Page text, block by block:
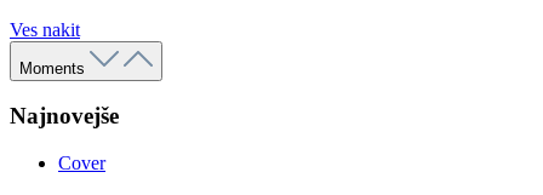
Ves nakit
Moments
Najnovejše
Cover